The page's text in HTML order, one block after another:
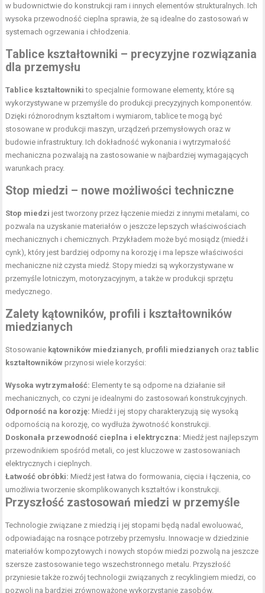
w budownictwie do konstrukcji ram i innych elementów strukturalnych. Ich
wysoka przewodność cieplna sprawia, że są idealne do zastosowań w
systemach ogrzewania i chłodzenia.
Tablice kształtowniki – precyzyjne rozwiązania
dla przemysłu
Tablice kształtowniki to specjalnie formowane elementy, które są
wykorzystywane w przemyśle do produkcji precyzyjnych komponentów.
Dzięki różnorodnym kształtom i wymiarom, tablice te mogą być
stosowane w produkcji maszyn, urządzeń przemysłowych oraz w
budowie infrastruktury. Ich dokładność wykonania i wytrzymałość
mechaniczna pozwalają na zastosowanie w najbardziej wymagających
warunkach pracy.
Stop miedzi – nowe możliwości techniczne
Stop miedzi jest tworzony przez łączenie miedzi z innymi metalami, co
pozwala na uzyskanie materiałów o jeszcze lepszych właściwościach
mechanicznych i chemicznych. Przykładem może być mosiądz (miedź i
cynk), który jest bardziej odporny na korozję i ma lepsze właściwości
mechaniczne niż czysta miedź. Stopy miedzi są wykorzystywane w
przemyśle lotniczym, motoryzacyjnym, a także w produkcji sprzętu
medycznego.
Zalety kątowników, profili i kształtowników
miedzianych
Stosowanie kątowników miedzianych profili miedzianych oraztablic
kształtowników przynosi wiele korzyści:
Wysoka wytrzymałość: Elementy te są odporne na działanie sił
mechanicznych, co czyni je idealnymi do zastosowań konstrukcyjnych.
Odporność na korozję: Miedź i jej stopy charakteryzują się wysoką
odpornością na korozję, co wydłuża żywotność konstrukcji.
Doskonała przewodność cieplna i elektryczna: Miedź jest najlepszym
przewodnikiem spośród metali, co jest kluczowe w zastosowaniach
elektrycznych i cieplnych.
Łatwość obróbki: Miedź jest łatwa do formowania, cięcia i łączenia, co
umożliwia tworzenie skomplikowanych kształtów i konstrukcji.
Przyszłość zastosowań miedzi w przemyśle
Technologie związane z miedzią i jej stopami będą nadal ewoluować,
odpowiadając na rosnące potrzeby przemysłu. Innowacje w dziedzinie
materiałów kompozytowych i nowych stopów miedzi pozwolą na jeszcze
szersze zastosowanie tego wszechstronnego metalu. Przyszłość
przyniesie także rozwój technologii związanych z recyklingiem miedzi, co
pozwoli na bardziej zrównoważone wykorzystanie zasobów.